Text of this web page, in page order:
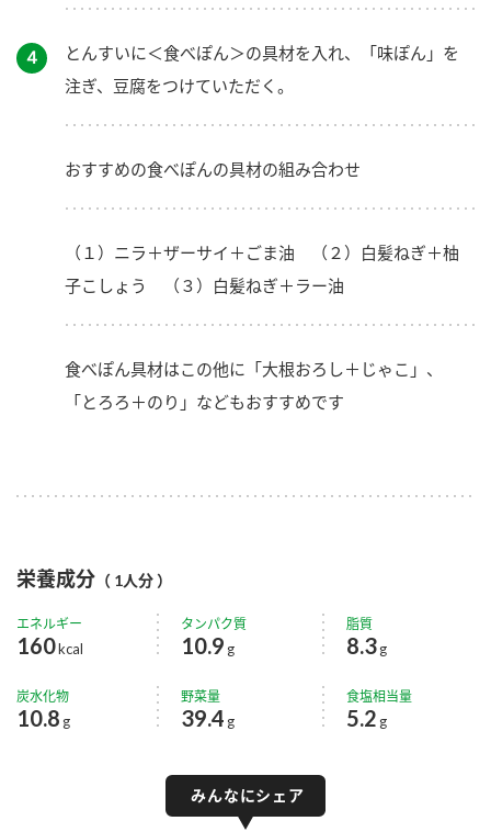
４
とんすいに＜食べぽん＞の具材を入れ、「味ぽん」を
注ぎ、豆腐をつけていただく。
おすすめの食べぽんの具材の組み合わせ
（１）ニラ＋ザーサイ＋ごま油 （２）白髪ねぎ＋柚
子こしょう （３）白髪ねぎ＋ラー油
食べぽん具材はこの他に「大根おろし＋じゃこ」、
「とろろ＋のり」などもおすすめです
栄養成分 （ 1人分 ）
エネルギー
160kcal
タンパク質
10.9 g
脂質
8.3 g
炭水化物
10.8 g
野菜量
39.4 g
食塩相当量
5.2 g